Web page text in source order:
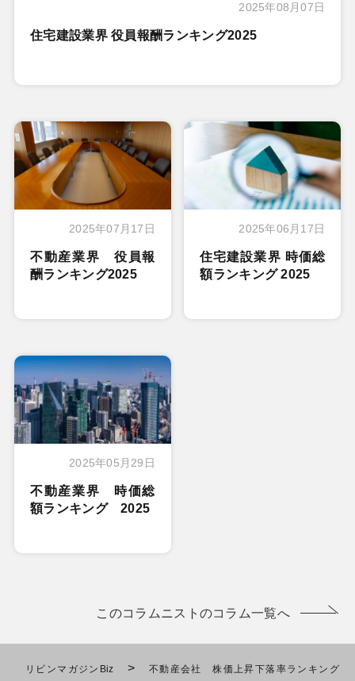
2025年08月07日
住宅建設業界 役員報酬ランキング2025
2025年07月17日
不動産業界 役員報
酬ランキング2025
2025年06月17日
住宅建設業界 時価総
額ランキング 2025
2025年05月29日
不動産業界 時価総
額ランキング 2025
このコラムニストのコラム一覧へ
リビンマガジンBiz >
不動産会社 株価上昇下落率ランキング